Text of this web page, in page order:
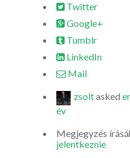
Twitter
Google+
Tumblr
LinkedIn
Mail
zsoltasked
év
Megjegyzés
jelentkeznie